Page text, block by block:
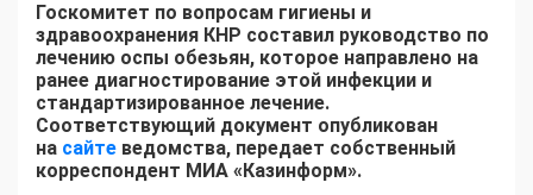
Госкомитет по вопросам гигиены и
здравоохранения КНР составил руководство по
лечению оспы обезьян, которое направлено на
ранее диагностирование этой инфекции и
стандартизированное лечение.
Соответствующий документ опубликован
на сайте ведомства, передает собственный
корреспондент МИА «Казинформ».